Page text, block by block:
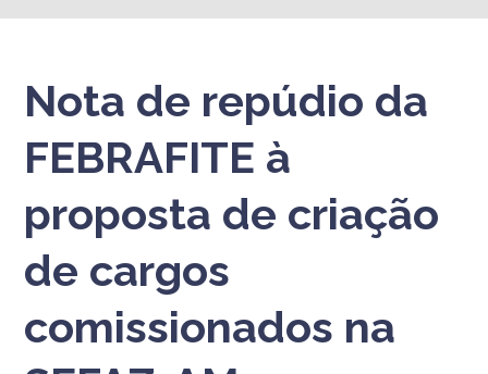
Nota de repúdio da
FEBRAFITE à
proposta de criação
de cargos
comissionados na